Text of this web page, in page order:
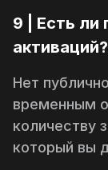
9 | Есть ли
активаций?
Нет
временным
количеству
который вы